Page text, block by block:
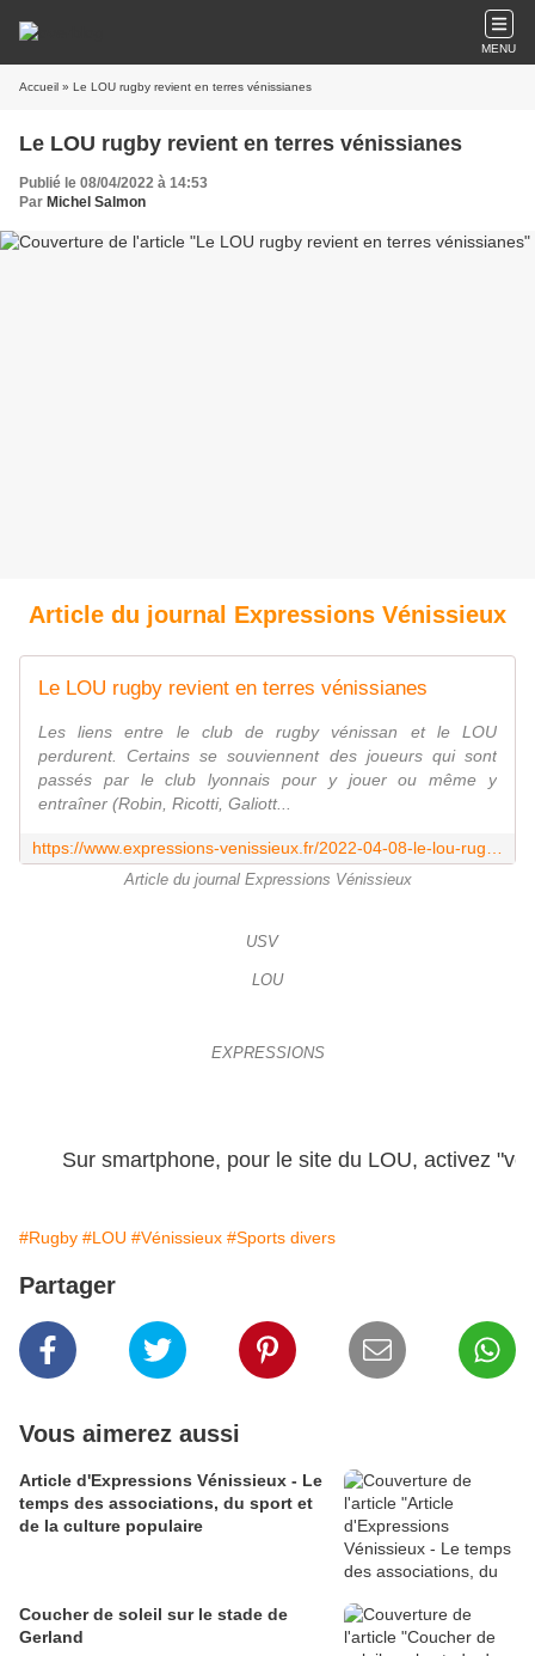
MENU
Accueil » Le LOU rugby revient en terres vénissianes
Le LOU rugby revient en terres vénissianes
Publié le 08/04/2022 à 14:53
Par Michel Salmon
Article du journal Expressions Vénissieux
Le LOU rugby revient en terres vénissianes
Les liens entre le club de rugby vénissan et le LOU
perdurent. Certains se souviennent des joueurs qui sont
passés par le club lyonnais pour y jouer ou même y
entraîner (Robin, Ricotti, Galiott...
Article du journal Expressions Vénissieux
USV
LOU
EXPRESSIONS
Sur smartphone, pour le site du LOU, activez
#Rugby #LOU #Vénissieux #Sports divers
Partager
Vous aimerez aussi
Article d'Expressions Vénissieux - Le
temps des associations, du sport et
de la culture populaire
Coucher de soleil sur le stade de
Gerland